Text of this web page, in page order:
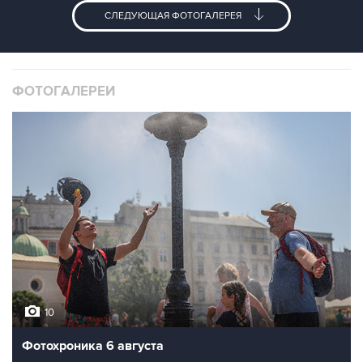
СЛЕДУЮЩАЯ ФОТОГАЛЕРЕЯ
ФОТОГАЛЕРЕИ
10
Фотохроника 6 августа